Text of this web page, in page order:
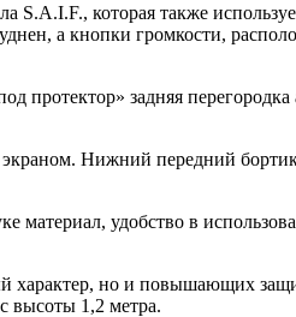
которая также
а кнопки громкости,
задняя перегородка
экраном. Нижний передний
удобство в
характер, но и повышающих
высоты 1,2 метра.